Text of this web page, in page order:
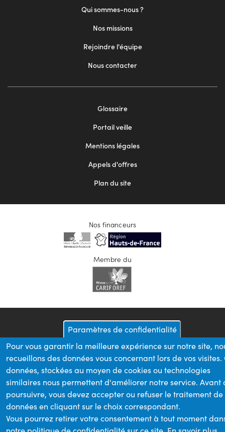
Qui sommes-nous ?
Nos missions
Rejoindre l'équipe
Nous contacter
Glossaire
Portail veille
Mentions légales
Appels d'offres
Plan du site
Nos financeurs
Membre du
Paramètres de confidentialité
Pour vous garantir la meilleure expérience sur notre site,
recueillons des données vous concernant lors de vos visites.
données, stockées au moyen de cookies ou technologies
similaires nous permettent d'améliorer notre service. Avant
poursuivre, vous devez accepter ou refuser le traitement de
données en cliquant sur le choix correspondant.
Vous pourrez retirer votre consentement à tout moment